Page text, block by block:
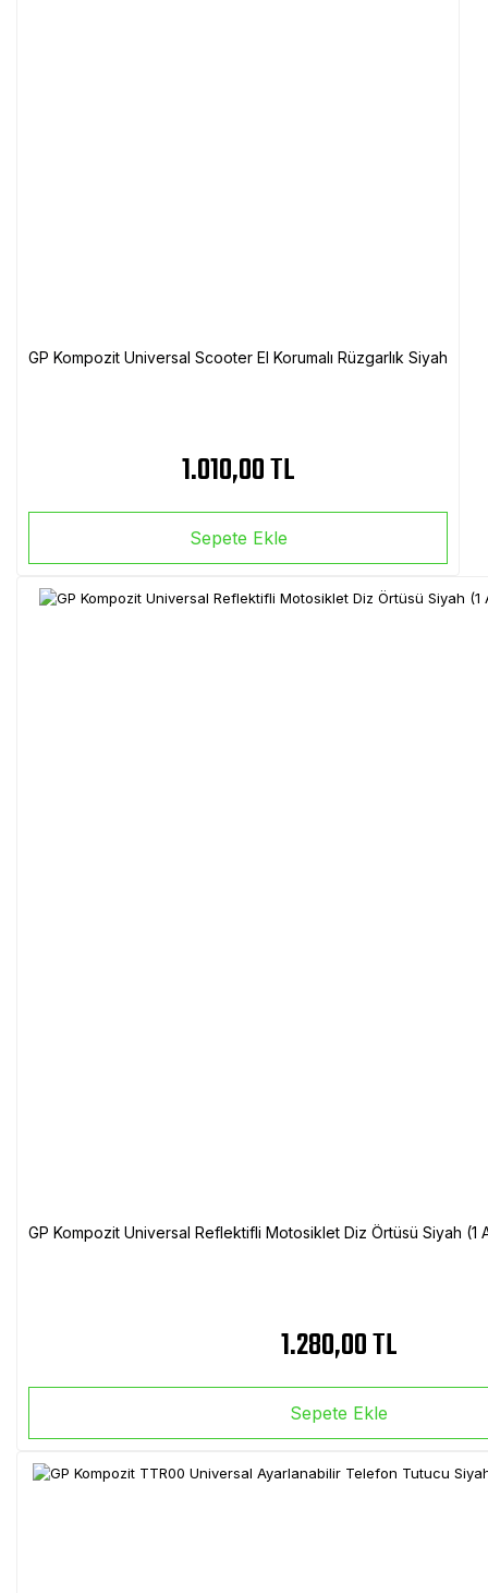
GP Kompozit Universal Scooter El Korumalı Rüzgarlık Siyah
1.010,00 TL
Sepete Ekle
GP Kompozit Universal Reflektifli Motosiklet Diz Örtüsü Siyah
1.280,00 TL
Sepete Ekle